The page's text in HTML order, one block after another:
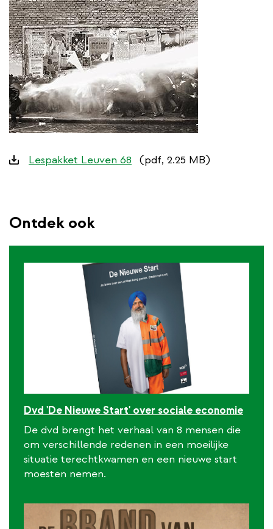
Downloads
Lespakket Leuven 68 (pdf, 2.25 MB)
Ontdek ook
Dvd 'De Nieuwe Start' over sociale economie
De dvd brengt het verhaal van 8 mensen die
om verschillende redenen in een moeilijke
situatie terechtkwamen en een nieuwe start
moesten nemen.